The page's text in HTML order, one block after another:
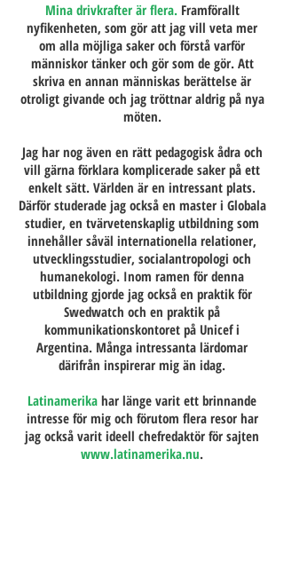
Mina drivkrafter är flera.Framförallt
nyfikenheten, som gör att jag vill veta mer
om alla möjliga saker och förstå varför
människor tänker och gör som de gör. Att
skriva en annan människas berättelse är
otroligt givande och jag tröttnar aldrig på nya
möten.
Jag har nog även en rätt pedagogisk ådra och
vill gärna förklara komplicerade saker på ett
enkelt sätt. Världen är en intressant plats.
Därför studerade jag också en master i Globala
studier, en tvärvetenskaplig utbildning som
innehåller såväl internationella relationer,
utvecklingsstudier, socialantropologi och
humanekologi. Inom ramen för denna
utbildning gjorde jag också en praktik för
Swedwatch och en praktik på
kommunikationskontoret på Unicef i
Argentina. Många intressanta lärdomar
därifrån inspirerar mig än idag.
Latinamerika har länge varit ett brinnande
intresse för mig och förutom flera resor har
jag också varit ideell chefredaktör för sajten
www.latinamerika.nu.